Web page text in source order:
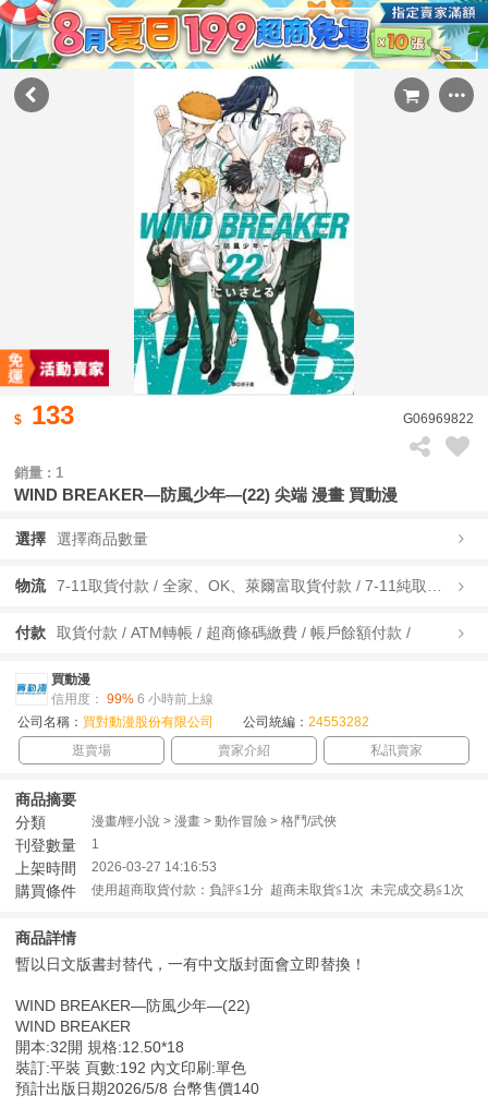
133 G06969822
銷量 : 1
WIND BREAKER—防風少年—(22) 尖端 漫畫 買動漫
選擇 選擇商品數量
物流
付款 取貨付款 / ATM轉帳 / 超商條碼繳費 / 帳戶餘額付款 /
買動漫
信用度： 99% 6 小時前上線
公司名稱： 買對動漫股份有限公司 公司統編： 24553282
逛賣場
賣家介紹 私訊賣家
商品摘要
分類
漫畫/輕小說 > 漫畫 > 動作冒險 > 格鬥/武俠
刊登數量 1
上架時間 2026-03-27 14:16:53
購買條件 使用超商取貨付款：負評≦1分 超商未取貨≦1次 未完成交易≦1次
商品詳情
暫以日文版書封替代，一有中文版封面會立即替換！
WIND BREAKER—防風少年—(22)
WIND BREAKER
開本:32開 規格:12.50*18
裝訂:平裝 頁數:192 內文印刷:單色
預計出版日期2026/5/8 台幣售價140